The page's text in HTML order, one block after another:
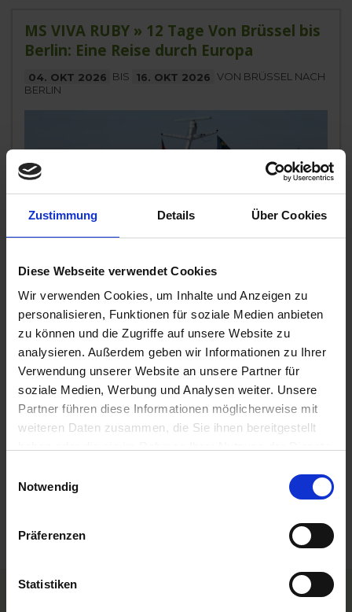
Zustimmung Details Über Cookies
Diese Webseite verwendet Cookies
Wir verwenden Cookies, um Inhalte und Anzeigen zu
personalisieren, Funktionen für soziale Medien anbieten
zu können und die Zugriffe auf unsere Website zu
analysieren. Außerdem geben wir Informationen zu Ihrer
Verwendung unserer Website an unsere Partner für
soziale Medien, Werbung und Analysen weiter. Unsere
Partner führen diese Informationen möglicherweise mit
weiteren Daten zusammen, die Sie ihnen bereitgestellt
Notwendig
Präferenzen
Statistiken
MS VIVA RUBY » 12 Tage Von Brüssel bis
Berlin: Eine Reise durch Europa
04. OKT 2026 BIS 16. OKT 2026 VON BRÜSSEL NACH
BERLIN
MS VIVA RUBY
Ihre Reise beginnt in der europäischen Hauptstadt
Brüssel, wo historische Eleganz und kosmopolitischer
Charme verschmelzen. Von
Belgien, Niederlande, Deutschland
All-Inclusive
AUSSENKABINE ab €3.250,-
5.150,-
Keine weiteren Ergebnisse vorhanden. Nach oben